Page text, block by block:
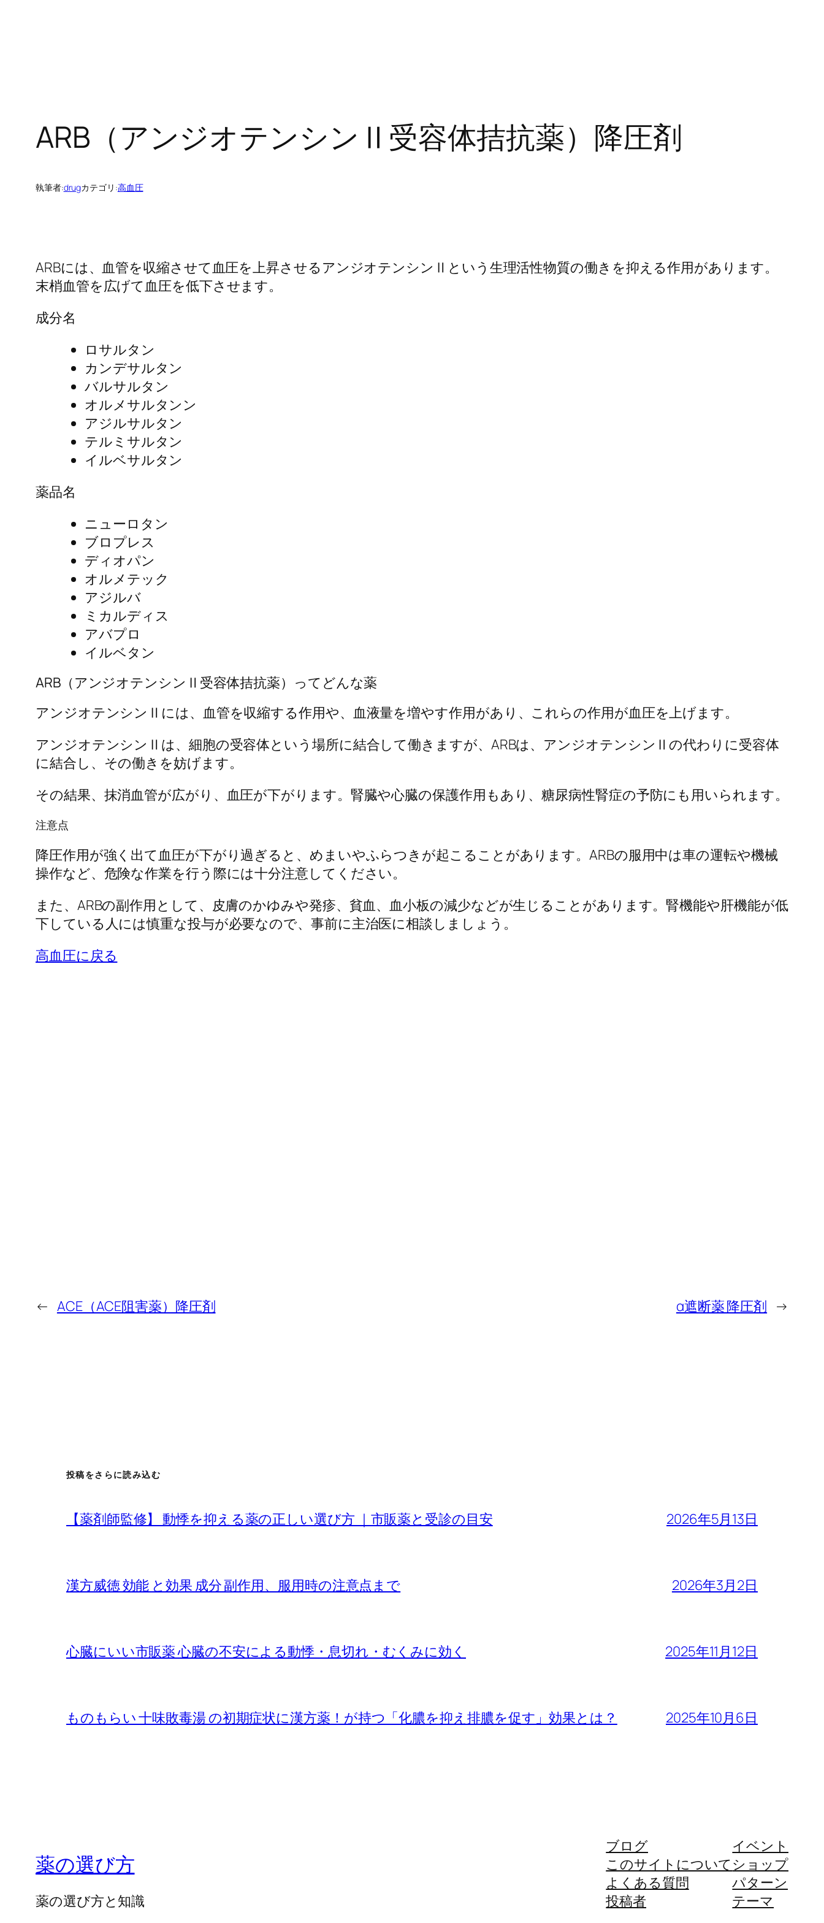
ARB（アンジオテンシンⅡ受容体拮抗薬）降圧剤
執筆者:drugカテゴリ:高血圧
ARBには、血管を収縮させて血圧を上昇させるアンジオテンシンⅡという生理活性物質の働きを抑える作用があります。
末梢血管を広げて血圧を低下させます。
成分名
ロサルタン
カンデサルタン
バルサルタン
オルメサルタンン
アジルサルタン
テルミサルタン
イルベサルタン
薬品名
ニューロタン
ブロプレス
ディオパン
オルメテック
アジルバ
ミカルディス
アバプロ
イルベタン
ARB（アンジオテンシンⅡ受容体拮抗薬）ってどんな薬
アンジオテンシンⅡには、血管を収縮する作用や、血液量を増やす作用があり、これらの作用が血圧を上げます。
アンジオテンシンⅡは、細胞の受容体という場所に結合して働きますが、ARBは、アンジオテンシンⅡの代わりに受容体
に結合し、その働きを妨げます。
その結果、抹消血管が広がり、血圧が下がります。腎臓や心臓の保護作用もあり、糖尿病性腎症の予防にも用いられます。
注意点
降圧作用が強く出て血圧が下がり過ぎると、めまいやふらつきが起こることがあります。ARBの服用中は車の運転や機械
操作など、危険な作業を行う際には十分注意してください。
また、ARBの副作用として、皮膚のかゆみや発疹、貧血、血小板の減少などが生じることがあります。腎機能や肝機能が低
下している人には慎重な投与が必要なので、事前に主治医に相談しましょう。
高血圧に戻る
← ACE（ACE阻害薬）降圧剤 α遮断薬 降圧剤 →
投稿をさらに読み込む
【薬剤師監修】 動悸を抑える薬の正しい選び方 ｜市販薬と受診の目安 2026年5月13日
漢方威徳 効能 と効果 成分 副作用、服用時の注意点まで 2026年3月2日
心臓にいい市販薬 心臓の不安による動悸・息切れ・むくみに効く 2025年11月12日
ものもらい 十味敗毒湯 の初期症状に漢方薬！が持つ「化膿を抑え排膿を促す」効果とは？ 2025年10月6日
薬の選び方
薬の選び方と知識
ブログ
このサイトについて
よくある質問
投稿者
イベント
ショップ
パターン
テーマ